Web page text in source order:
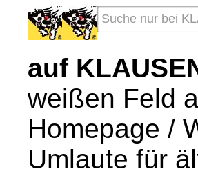
auf
weißen Feld
Homepage /
Umlaute für